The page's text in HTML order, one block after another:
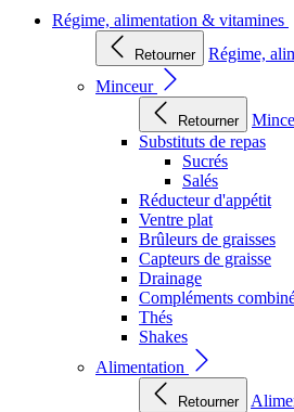
Régime, alimentation & vitamines
Retourner
Régime,
Minceur
Retourner
Substituts de repas
Sucrés
Salés
Réducteur d'appétit
Ventre plat
Brûleurs de graisses
Capteurs de graisse
Drainage
Compléments
Thés
Shakes
Alimentation
Retourner